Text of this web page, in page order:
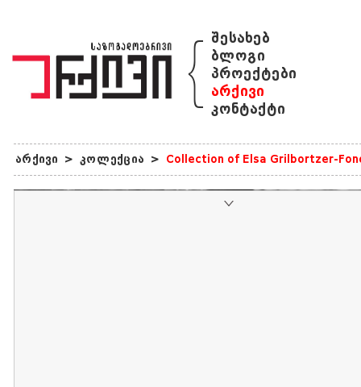
{ შესახებ
ბლოგი
პროექტები
არქივი
კონტაქტი
არქივი > კოლექცია > Collection of Elsa Grilbortzer-